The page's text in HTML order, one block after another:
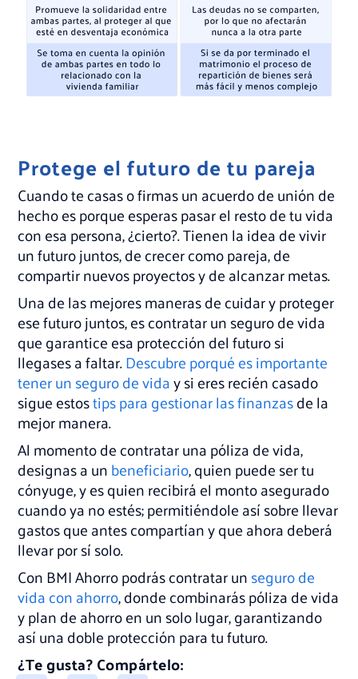
¿Te gusta? Compártelo:
Protege el futuro de tu pareja
Cuando te casas o firmas un acuerdo de unión de
hecho es porque esperas pasar el resto de tu vida
con esa persona, ¿cierto?. Tienen la idea de vivir
un futuro juntos, de crecer como pareja, de
compartir nuevos proyectos y de alcanzar metas.
Una de las mejores maneras de cuidar y proteger
ese futuro juntos, es contratar un seguro de vida
que garantice esa protección del futuro si
llegases a faltar.Descubre porqué es importante
tener un seguro de viday si eres recién casado
sigue estostips para gestionar las finanzasde la
mejor manera.
Al momento de contratar una póliza de vida,
designas a unbeneficiario, quien puede ser tu
cónyuge, y es quien recibirá el monto asegurado
cuando ya no estés; permitiéndole así sobre llevar
gastos que antes compartían y que ahora deberá
llevar por sí solo.
Con BMI Ahorro podrás contratar unseguro de
vida con ahorro, donde combinarás póliza de vida
y plan de ahorro en un solo lugar, garantizando
así una doble protección para tu futuro.